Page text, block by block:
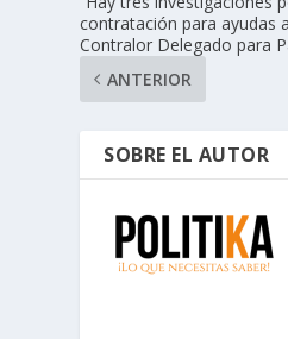
contratación para ayudas
Contralor Delegado para
ANTERIOR
SOBRE EL AUTOR